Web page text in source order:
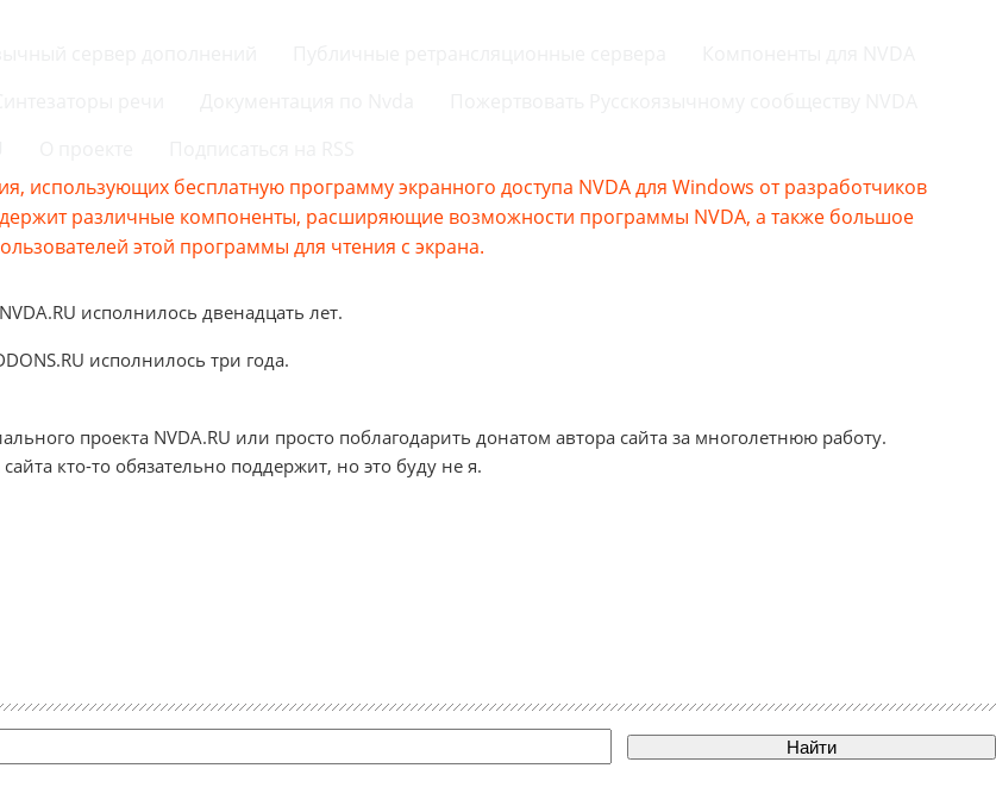
бесплатную программу экранного доступа NVDA для Windows от разработчиков
различные компоненты, расширяющие возможности программы NVDA, а также большое
этой программы для чтения с экрана.
исполнилось двенадцать лет.
исполнилось три года.
проекта NVDA.RU или просто поблагодарить донатом автора сайта за многолетнюю работу.
кто-то обязательно поддержит, но это буду не я.
Найти